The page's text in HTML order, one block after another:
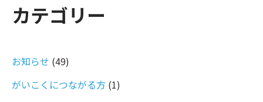
カテゴリー
お知らせ (49)
がいこくにつながる方 (1)